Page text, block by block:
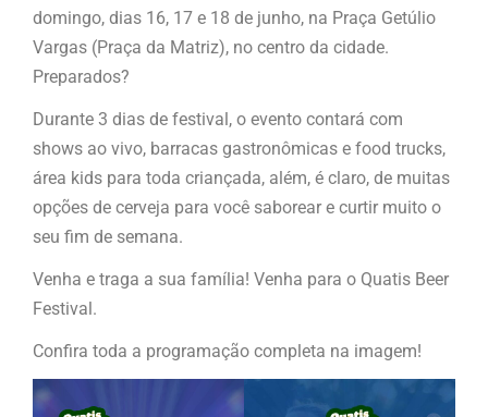
domingo, dias 16, 17 e 18 de junho, na Praça Getúlio
Vargas (Praça da Matriz), no centro da cidade.
Preparados?
Durante 3 dias de festival, o evento contará com
shows ao vivo, barracas gastronômicas e food trucks,
área kids para toda criançada, além, é claro, de muitas
opções de cerveja para você saborear e curtir muito o
seu fim de semana.
Venha e traga a sua família! Venha para o Quatis Beer
Festival.
Confira toda a programação completa na imagem!